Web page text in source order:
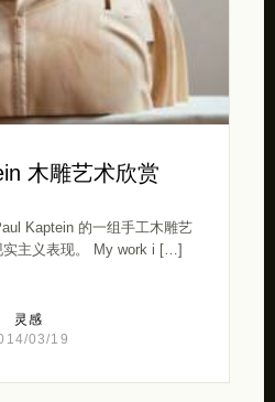
木雕艺术欣赏
Kaptein 的一组手工木雕艺
实主义表现。 My work i […]
灵感
03/19